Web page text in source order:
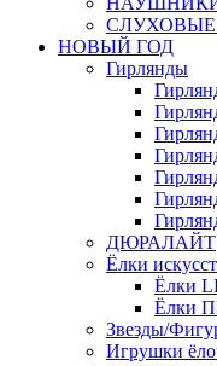
НОВЫЙ ГОД
Гирлянды
ДЮРАЛАЙТ
Ёлки
Ёлки
Ёлки
Звезды/
Игрушки